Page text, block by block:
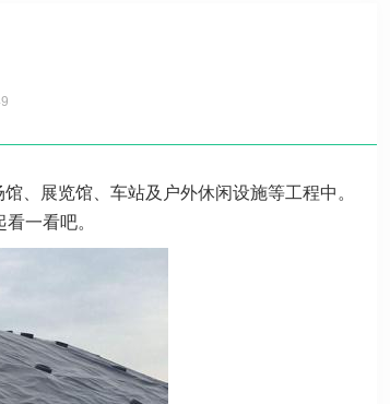
、展览馆、车站及户外休闲设施等工程中。
一看吧。